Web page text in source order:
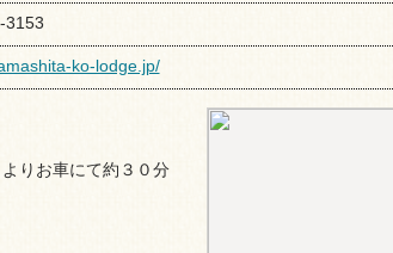
3153
ko-lodge.jp/
りお車にて約３０分